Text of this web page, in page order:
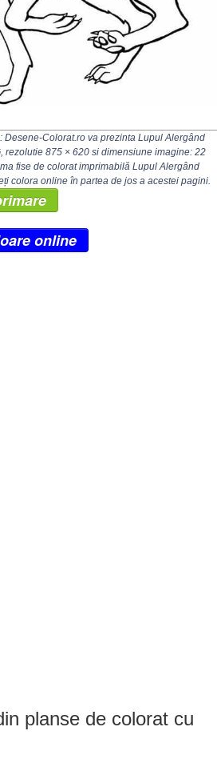
: Desene-Colorat.ro va prezinta Lupul Alergând
rezolutie 875 × 620 si dimensiune imagine: 22
fise de colorat imprimabilă Lupul Alergând
colora online în partea de jos a acestei pagini.
online
planse de colorat cu